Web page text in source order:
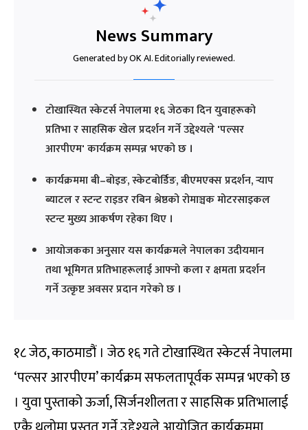
News Summary
Generated by OK AI. Editorially reviewed.
टोखास्थित स्केटर्स नेपालमा १६ जेठका दिन युवाहरूको
प्रतिभा र साहसिक खेल प्रदर्शन गर्ने उद्देश्यले 'पल्सर
आरपीएम' कार्यक्रम सम्पन्न भएको छ ।
कार्यक्रममा बी–बोइङ, स्केटबोर्डिङ, बीएमएक्स प्रदर्शन, र्‍याप
ब्याटल र स्टन्ट राइडर रबिन श्रेष्ठको रोमाञ्चक मोटरसाइकल
स्टन्ट मुख्य आकर्षण रहेका थिए ।
आयोजकका अनुसार यस कार्यक्रमले नेपालका उदीयमान
तथा भूमिगत प्रतिभाहरूलाई आफ्नो कला र क्षमता प्रदर्शन
गर्ने उत्कृष्ट अवसर प्रदान गरेको छ ।
१८ जेठ, काठमाडौं । जेठ १६ गते टोखास्थित स्केटर्स नेपालमा
‘पल्सर आरपीएम’ कार्यक्रम सफलतापूर्वक सम्पन्न भएको छ
। युवा पुस्ताको ऊर्जा, सिर्जनशीलता र साहसिक प्रतिभालाई